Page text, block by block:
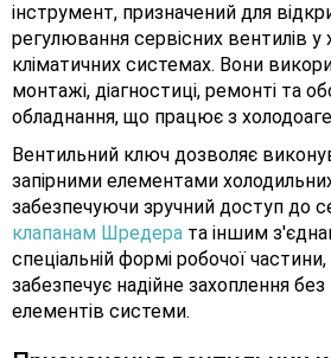
інструмент, призначений для
регулювання сервісних вентилів у
кліматичних системах. Вони
монтажі, діагностиці, ремонті та
обладнання, що працює з
Вентильний ключ дозволяє
запірними елементами
забезпечуючи зручний доступ до
клапанам Шредера та іншим
спеціальній формі робочої
забезпечує надійне захоплення
елементів системи.